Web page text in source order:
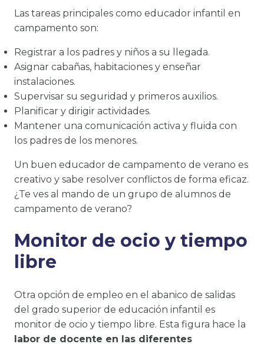
Las tareas principales como educador infantil en
campamento son:
Registrar a los padres y niños a su llegada.
Asignar cabañas, habitaciones y enseñar
instalaciones.
Supervisar su seguridad y primeros auxilios.
Planificar y dirigir actividades.
Mantener una comunicación activa y fluida con
los padres de los menores.
Un buen educador de campamento de verano es
creativo y sabe resolver conflictos de forma eficaz.
¿Te ves al mando de un grupo de alumnos de
campamento de verano?
Monitor de ocio y tiempo
libre
Otra opción de empleo en el abanico de salidas
del grado superior de educación infantil es
monitor de ocio y tiempo libre. Esta figura hace la
labor de docente en las diferentes